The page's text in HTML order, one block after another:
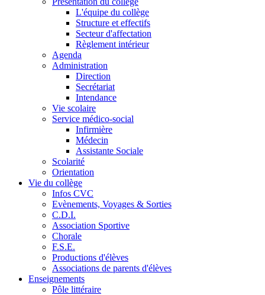
L'équipe du collège
Structure et effectifs
Secteur d'affectation
Règlement intérieur
Agenda
Administration
Direction
Secrétariat
Intendance
Vie scolaire
Service médico-social
Infirmière
Médecin
Assistante Sociale
Scolarité
Orientation
Vie du collège
Infos CVC
Evènements, Voyages & Sorties
C.D.I.
Association Sportive
Chorale
F.S.E.
Productions d'élèves
Associations de parents d'élèves
Enseignements
Pôle littéraire